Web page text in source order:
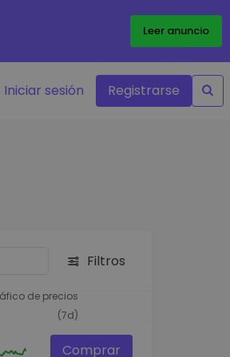
Leer anuncio
Iniciar sesión Registrarse
Filtros
de precios
(7d)
Comprar